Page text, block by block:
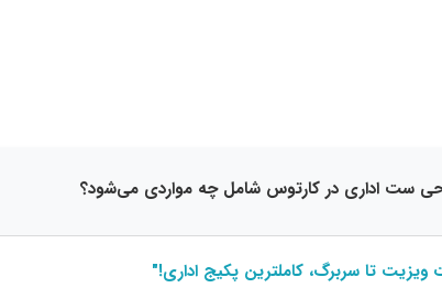
ویزیت تا سربرگ، کاملترین پکیج اداری!"